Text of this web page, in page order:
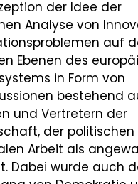
der Idee der
Analyse von
auf
Ebenen des
in Form von
bestehend
und Vertretern der
der politischen
Arbeit als
Dabei wurde auch